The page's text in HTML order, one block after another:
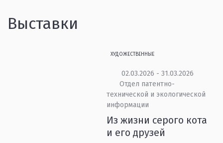
Выставки
ХУДОЖЕСТВЕННЫЕ
02.03.2026 - 31.03.2026
Отдел патентно-
технической и экологической
информации
Из жизни серого кота
и его друзей